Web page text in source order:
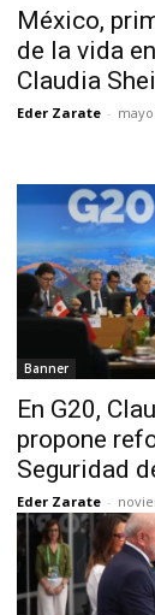
México,
de la vida
Claudia
Eder Zarate -
Banner
En G20,
propone
Seguridad
Eder Zarate -